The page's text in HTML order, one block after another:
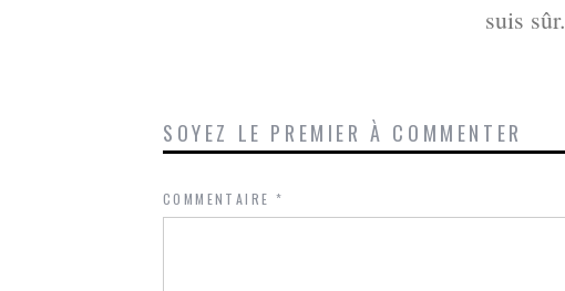
suis sûr.
SOYEZ LE PREMIER À COMMENTER
COMMENTAIRE *